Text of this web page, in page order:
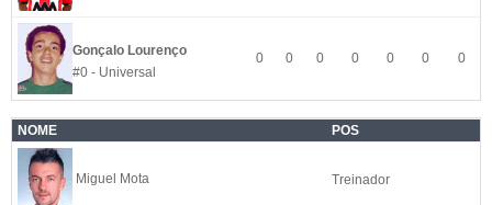
Gonçalo Lourenço
#0 - Universal
0 0 0 0 0 0 0
NOME POS
Miguel Mota Treinador